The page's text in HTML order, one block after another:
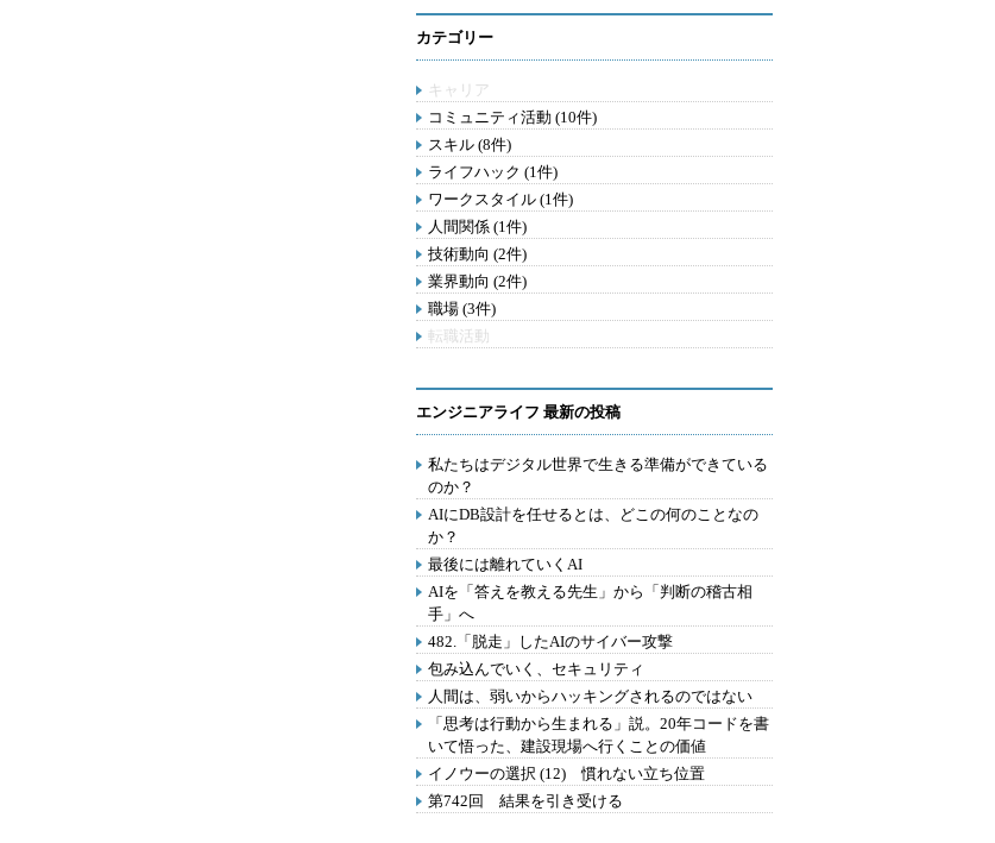
カテゴリー
キャリア
コミュニティ活動 (10件)
スキル (8件)
ライフハック (1件)
ワークスタイル (1件)
人間関係 (1件)
技術動向 (2件)
業界動向 (2件)
職場 (3件)
転職活動
エンジニアライフ 最新の投稿
私たちはデジタル世界で生きる準備ができている
のか？
AIにDB設計を任せるとは、どこの何のことなの
か？
最後には離れていくAI
AIを「答えを教える先生」から「判断の稽古相
手」へ
482.「脱走」したAIのサイバー攻撃
包み込んでいく、セキュリティ
人間は、弱いからハッキングされるのではない
「思考は行動から生まれる」説。20年コードを書
いて悟った、建設現場へ行くことの価値
イノウーの選択 (12) 慣れない立ち位置
第742回 結果を引き受ける